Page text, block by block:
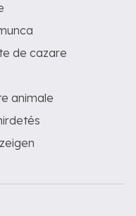
de cazare
animale